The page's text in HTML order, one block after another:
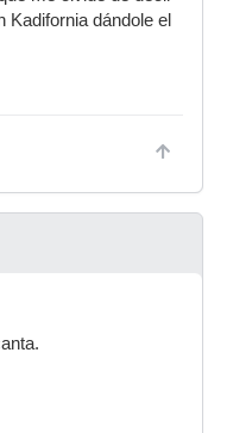
dándole el